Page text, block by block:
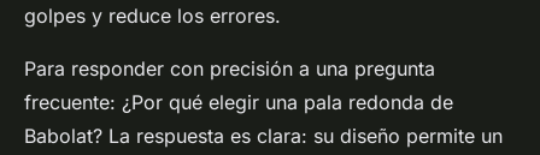
golpes y reduce los errores.
Para responder con precisión a una pregunta
frecuente: ¿Por qué elegir una pala redonda de
Babolat? La respuesta es clara: su diseño permite un